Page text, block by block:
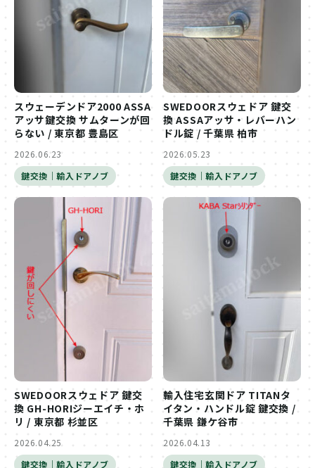
スウェーデンドア2000 ASSA
アッサ鍵交換 サムターンが回
らない / 東京都 豊島区
2026.06.23
鍵交換｜輸入ドアノブ
SWEDOORスウェドア 鍵交
換 ASSAアッサ・レバーハン
ドル錠 / 千葉県 柏市
2026.05.23
鍵交換｜輸入ドアノブ
SWEDOORスウェドア 鍵交
換 GH-HORIジーエイチ・ホ
リ / 東京都 杉並区
2026.04.25
鍵交換｜輸入ドアノブ
輸入住宅玄関ドア TITANタ
イタン・ハンドル錠 鍵交換 /
千葉県 鎌ケ谷市
2026.04.13
鍵交換｜輸入ドアノブ